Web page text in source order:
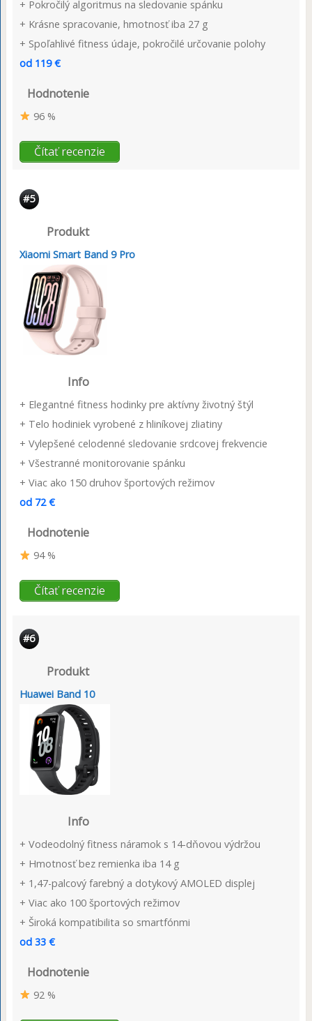
+ Pokročilý algoritmus na sledovanie spánku
+ Krásne spracovanie, hmotnosť iba 27 g
+ Spoľahlivé fitness údaje, pokročilé určovanie polohy
od 119 €
Hodnotenie
96 %
Čítať recenzie
#5
Produkt
Xiaomi Smart Band 9 Pro
Info
+ Elegantné fitness hodinky pre aktívny životný štýl
+ Telo hodiniek vyrobené z hliníkovej zliatiny
+ Vylepšené celodenné sledovanie srdcovej frekvencie
+ Všestranné monitorovanie spánku
+ Viac ako 150 druhov športových režimov
od 72 €
Hodnotenie
94 %
Čítať recenzie
#6
Produkt
Huawei Band 10
Info
+ Vodeodolný fitness náramok s 14-dňovou výdržou
+ Hmotnosť bez remienka iba 14 g
+ 1,47-palcový farebný a dotykový AMOLED displej
+ Viac ako 100 športových režimov
+ Široká kompatibilita so smartfónmi
od 33 €
Hodnotenie
92 %